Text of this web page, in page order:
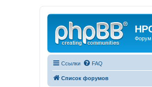
Форум
Ссылки FAQ
Список форумов